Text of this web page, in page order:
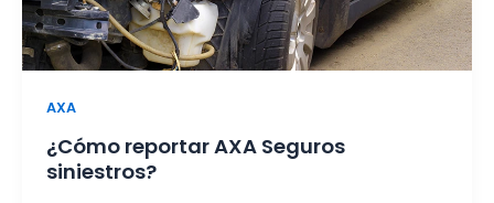
AXA
¿Cómo reportar AXA Seguros
siniestros?